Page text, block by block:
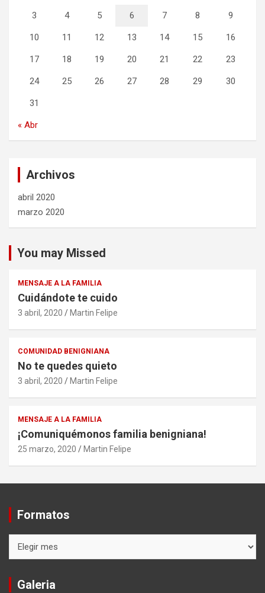
3 4 5 6 7 8 9
10 11 12 13 14 15 16
17 18 19 20 21 22 23
24 25 26 27 28 29 30
31
« Abr
Archivos
abril 2020
marzo 2020
You may Missed
MENSAJE A LA FAMILIA
Cuidándote te cuido
3 abril, 2020 Martin Felipe
COMUNIDAD BENIGNIANA
No te quedes quieto
3 abril, 2020 Martin Felipe
MENSAJE A LA FAMILIA
¡Comuniquémonos familia benigniana!
25 marzo, 2020 Martin Felipe
Formatos
Galeria